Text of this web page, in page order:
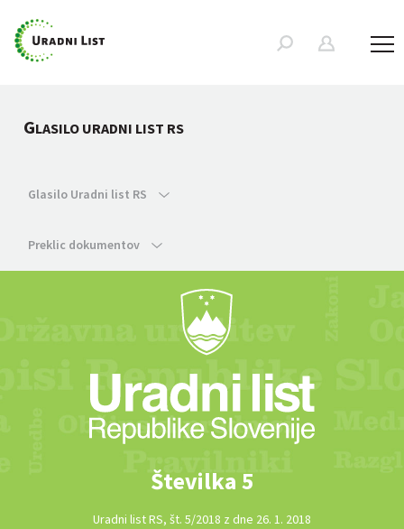
GLASILO URADNI LIST RS
Glasilo Uradni list RS
Preklic dokumentov
Številka 5
Uradni list RS, št. 5/2018 z dne 26. 1. 2018